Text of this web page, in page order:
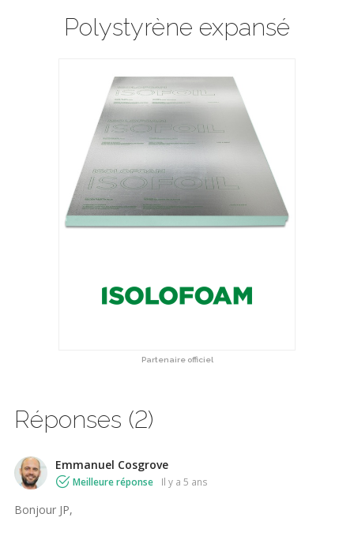
Polystyrène expansé
Partenaire officiel
Réponses (2)
Emmanuel Cosgrove
Meilleure réponse il y a 5 ans
Bonjour JP,